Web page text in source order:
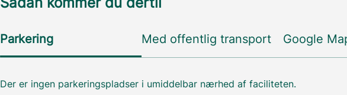
Parkering Med offentlig transport Google
Der er ingen parkeringspladser i umiddelbar nærhed af faciliteten.